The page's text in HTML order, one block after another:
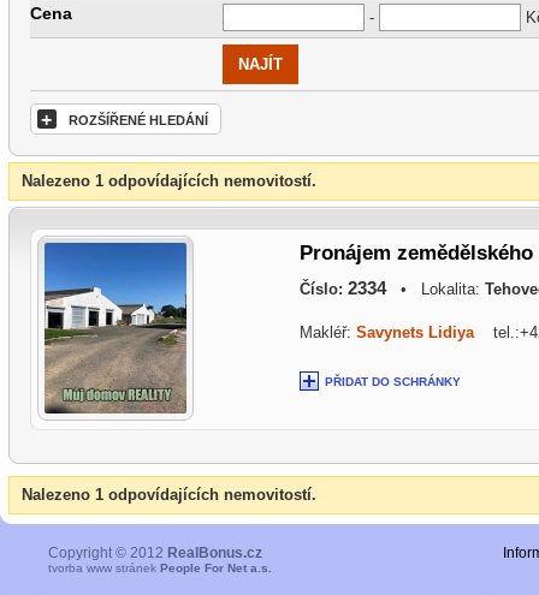
Cena -
+ ROZŠÍŘENÉ HLEDÁNÍ
Nalezeno 1 odpovídajících nemovitostí.
Pronájem
Číslo: 2334• Lokalita:
Makléř: Savynets Lidiya
PŘIDAT DO SCHRÁNKY
Nalezeno 1 odpovídajících nemovitostí.
Copyright © 2012 RealBonus.cz
tvorba www stránek People For Net a.s.